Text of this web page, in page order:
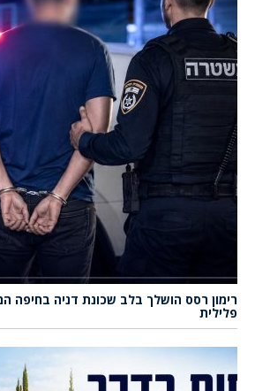
רימון רסס הושלך בלב שכונת דניה
פלילית